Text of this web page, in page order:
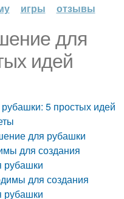
игры отзывы
для
идей
5 простых идей
для рубашки
для создания
рубашки
для создания
рубашки